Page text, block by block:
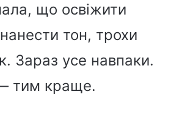
що освіжити
тон, трохи
Зараз усе навпаки.
тим краще.